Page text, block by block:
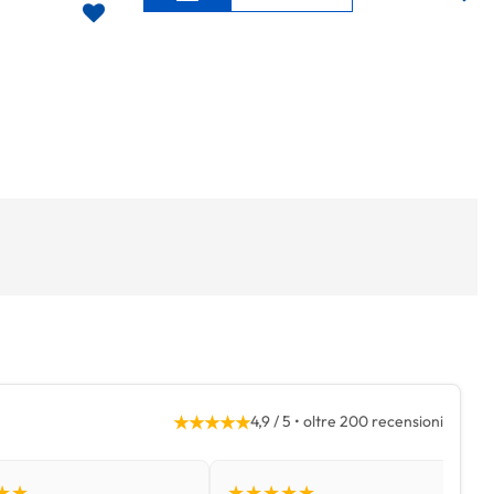
★★★★★4,9 / 5 • oltre 200 recensioni